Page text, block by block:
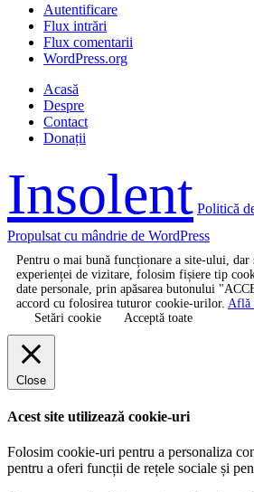
Autentificare
Flux intrări
Flux comentarii
WordPress.org
Acasă
Despre
Contact
Donații
Insolent Politică
Propulsat cu mândrie de WordPress
Pentru o mai bună funcționare a site-ului, dar
experienței de vizitare, folosim fișiere tip
date personale, prin apăsarea butonului
accord cu folosirea tuturor cookie-urilor. Află
Setări cookie
Acceptă toate
Close
Acest site utilizează cookie-uri
Folosim cookie-uri pentru a personaliza
pentru a oferi funcții de rețele sociale și